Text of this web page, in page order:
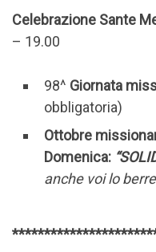
Celebrazione Sante
– 19.00
98^ Giornata
obbligatoria)
Ottobre
Domenica:
anche voi lo